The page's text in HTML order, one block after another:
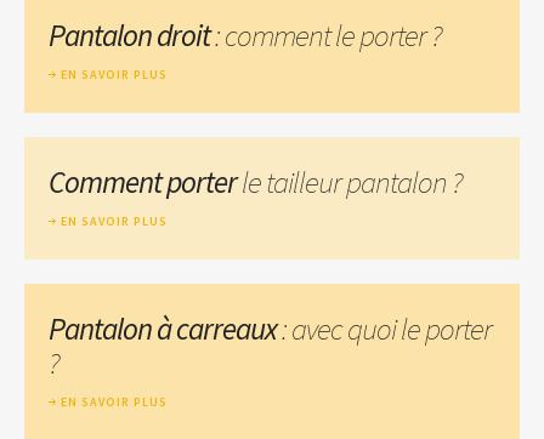
Pantalon droit: comment le porter ?
EN SAVOIR PLUS
Comment porterle tailleur pantalon ?
EN SAVOIR PLUS
Pantalon à carreaux: avec quoi le porter
?
EN SAVOIR PLUS